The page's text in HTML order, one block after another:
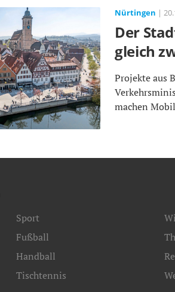
Nürtingen |
Der
gleich
Projekte aus
machen
Sport
Fußball
Handball
Tischtennis